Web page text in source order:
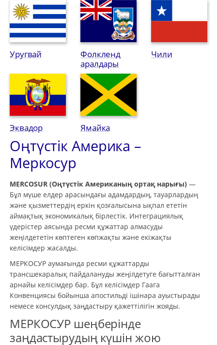
Уругвай
Фолкленд
аралдары
Чили
Эквадор Ямайка
Оңтүстік Америка –
Меркосур
MERCOSUR (Оңтүстік Американың ортақ нарығы) —
Бұл мүше елдер арасындағы адамдардың, тауарлардың
және қызметтердің еркін қозғалысына ықпал ететін
аймақтық экономикалық бірлестік. Интеграциялық
үдерістер аясында ресми құжаттар алмасуды
жеңілдететін көптеген көпжақты және екіжақты
келісімдер жасалды.
МЕРКОСУР аумағында ресми құжаттарды
трансшекаралық пайдалануды жеңілдетуге бағытталған
арнайы келісімдер бар. Бұл келісімдер Гаага
Конвенциясы бойынша апостильді ішінара ауыстырады
немесе консулдық заңдастыру қажеттілігін жояды.
МЕРКОСУР шеңберінде
заңдастырудың күшін жою